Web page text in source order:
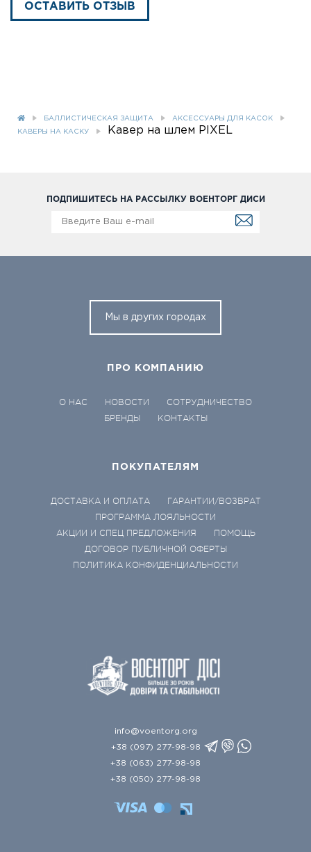
ОСТАВИТЬ ОТЗЫВ
БАЛЛИСТИЧЕСКАЯ ЗАЩИТА АКСЕССУАРЫ ДЛЯ КАСОК
КАВЕРЫ НА КАСКУ Кавер на шлем РIХЕL
ПОДПИШИТЕСЬ НА РАССЫЛКУ ВОЕНТОРГ ДИСИ
Мы в других городах
ПРО КОМПАНИЮ
О НАС НОВОСТИ
СОТРУДНИЧЕСТВО
БРЕНДЫ
КОНТАКТЫ
ПОКУПАТЕЛЯМ
ДОСТАВКА И ОПЛАТА
ГАРАНТИИ/ВОЗВРАТ
ПРОГРАММА ЛОЯЛЬНОСТИ
АКЦИИ И СПЕЦ ПРЕДЛОЖЕНИЯ
ПОМОЩЬ
ДОГОВОР ПУБЛИЧНОЙ ОФЕРТЫ
ПОЛИТИКА КОНФИДЕНЦИАЛЬНОСТИ
info@voentorg.org
+38 (097) 277-98-98
+38 (063) 277-98-98
+38 (050) 277-98-98